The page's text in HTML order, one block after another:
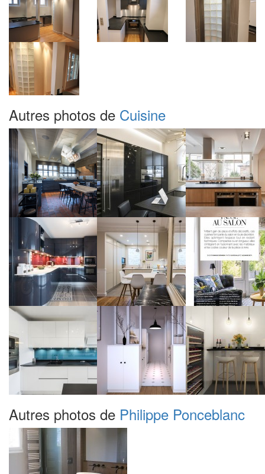
Autres photos de Cuisine
Autres photos de Philippe Ponceblanc